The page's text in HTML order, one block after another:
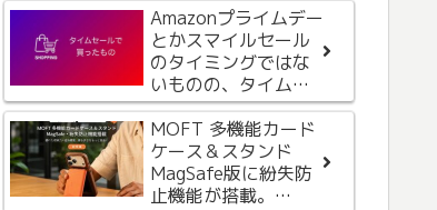
Amazonプライムデー
とかスマイルセール
のタイミングではな
いものの、タイムセ
ールもなかな
か・・・
MOFT 多機能カード
ケース＆スタンド
MagSafe版に紛失防
止機能が搭載。
NOMADのApple
Watch用バンド
STRATOS BANDを購
入。自分史上、一番
高価で気に入ったバ
ンドレビュー（２）
Amazonブラックフラ
イデー先行セール開
始といいつつ数日前
に買ったものも含め